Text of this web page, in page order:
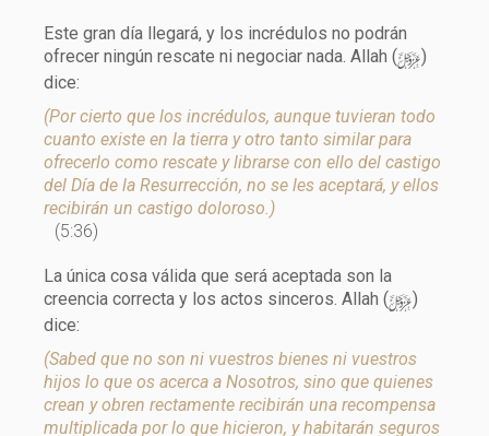
Este gran día llegará, y los incrédulos no podrán
ofrecer ningún rescate ni negociar nada. Allah (y)
dice:
(Por cierto que los incrédulos, aunque tuvieran todo
cuanto existe en la tierra y otro tanto similar para
ofrecerlo como rescate y librarse con ello del castigo
del Día de la Resurrección, no se les aceptará, y ellos
recibirán un castigo doloroso.)
(5:36)
La única cosa válida que será aceptada son la
creencia correcta y los actos sinceros. Allah (y)
dice:
(Sabed que no son ni vuestros bienes ni vuestros
hijos lo que os acerca a Nosotros, sino que quienes
crean y obren rectamente recibirán una recompensa
multiplicada por lo que hicieron, y habitarán seguros